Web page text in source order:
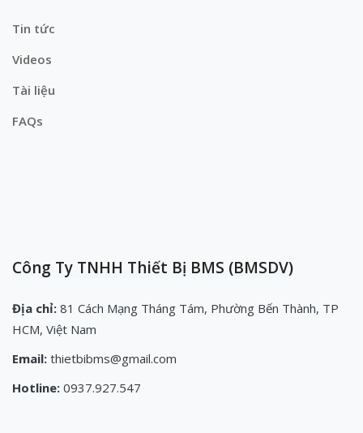
Tin tức
Videos
Tài liệu
FAQs
Công Ty TNHH Thiết Bị BMS (BMSDV)
Địa chỉ: 81 Cách Mạng Tháng Tám, Phường Bến Thành, TP
HCM, Việt Nam
Email: thietbibms@gmail.com
Hotline: 0937.927.547